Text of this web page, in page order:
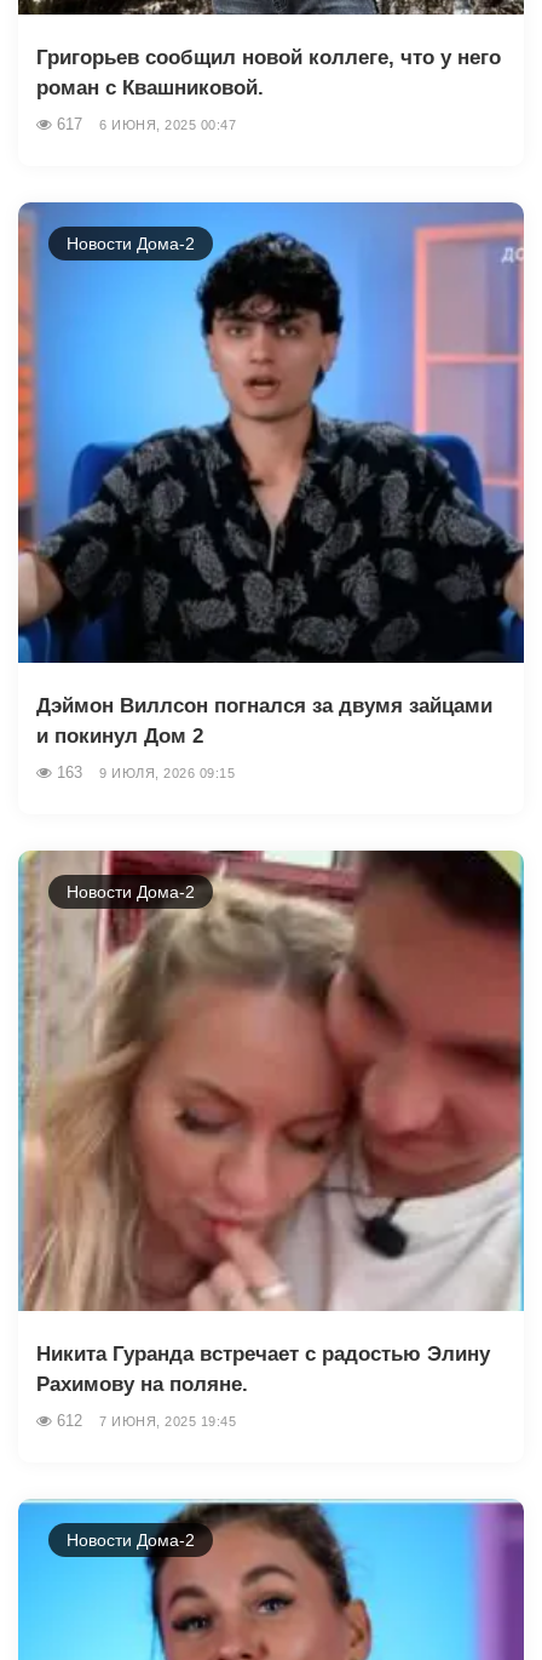
Григорьев сообщил новой коллеге, что у него
роман с Квашниковой.
617 6 ИЮНЯ, 2025 00:47
Новости Дома-2
Дэймон Виллсон погнался за двумя зайцами
и покинул Дом 2
163 9 ИЮЛЯ, 2026 09:15
Новости Дома-2
Никита Гуранда встречает с радостью Элину
Рахимову на поляне.
612 7 ИЮНЯ, 2025 19:45
Новости Дома-2